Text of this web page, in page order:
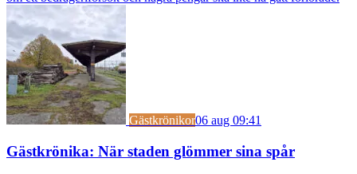
Gästkrönikor06 aug 09:41
Gästkrönika: När staden glömmer sina spår